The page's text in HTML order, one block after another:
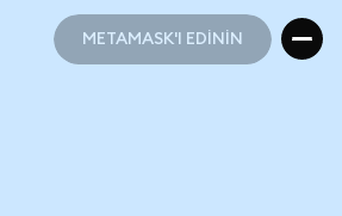
METAMASK'I EDİNİN